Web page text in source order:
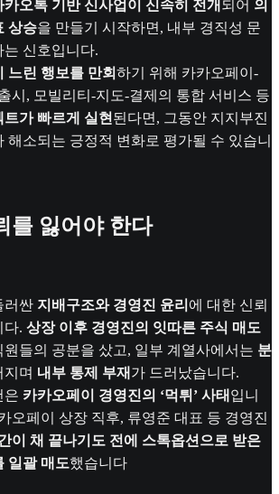
오톡 기반 신사업이 신속히 전개 되어 의
상승을 만들기 시작하면, 내부 경직성 문
신호입니다.
느린 행보를 만회 하기 위해 카카오페이-
시, 모빌리티-지도-결제의 통합 서비스 등
가 빠르게 실현 된다면, 그동안 지지부진
해소되는 긍정적 변화로 평가될 수 있습니
를 잃어야 한다
러싼 지배구조와 경영진 윤리 에 대한 신뢰
다. 상장 이후 경영진의 잇따른 주식 매도
원들의 공분을 샀고, 일부 계열사에서는 분
지며 내부 통제 부재 가 드러났습니다.
은 카카오페이 경영진의 ‘먹튀’ 사태 입니
오페이 상장 직후, 류영준 대표 등 경영진
이 채 끝나기도 전에 스톡옵션으로 받은
일괄 매도했습니다